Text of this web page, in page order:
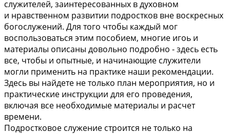
служителей, заинтересованных в духовном
и нравственном развитии подростков вне воскресных
богослужений. Для того чтобы каждый мог
воспользоваться этим пособием, многие игоь и
материалы описаны довольно подробно - здесь есть
все, чтобы и опытные, и начинающие служители
могли применить на практике наши рекомендации.
Здесь вы найдете не только план мероприятия, но и
практические инструкции для его проведения,
включая все необходимые материалы и расчет
времени.
Подростковое служение строится не только на